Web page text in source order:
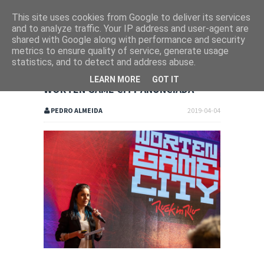
WORTEN GAME CITY ANUNCIADA
2019-04-04
PEDRO ALMEIDA
This site uses cookies from Google to deliver its services
and to analyze traffic. Your IP address and user-agent are
shared with Google along with performance and security
metrics to ensure quality of service, generate usage
statistics, and to detect and address abuse.
LEARN MORE GOT IT